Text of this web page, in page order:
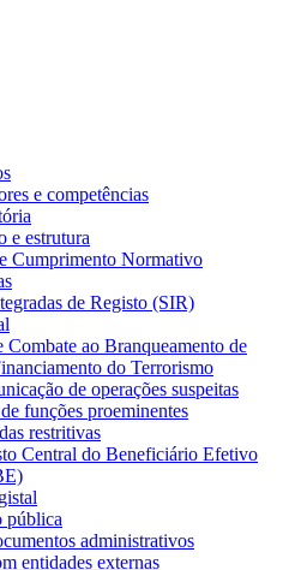
e competências
e estrutura
Cumprimento Normativo
de Registo (SIR)
Combate ao Branqueamento de
do Terrorismo
de operações suspeitas
funções proeminentes
restritivas
Central do Beneficiário Efetivo
pública
administrativos
entidades externas